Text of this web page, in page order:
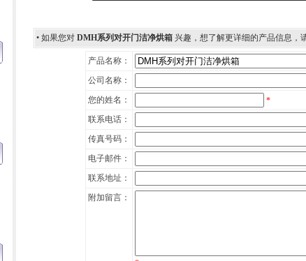
• 如果您对 DMH系列对开门洁净烘箱 兴趣，想了解更详细的产品信息，
产品名称：
公司名称：
您的姓名：
*
联系电话：
传真号码：
电子邮件：
联系地址：
附加留言：